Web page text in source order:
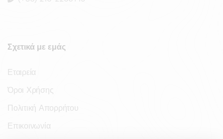
Σχετικά με εμάς
Εταιρεία
Όροι Χρήσης
Πολιτική Απορρήτου
Επικοινωνία